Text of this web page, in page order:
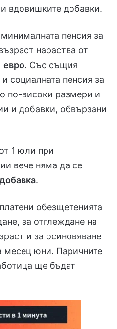
вдовишките добавки.
пенсия за
нараства от
евро. Със същия
социалната пенсия за
по-високи размери и
и добавки, обвързани
1 юли при
вече няма да се
.
обезщетенията
за отглеждане на
и за осиновяване
месец юни. Паричните
ще бъдат